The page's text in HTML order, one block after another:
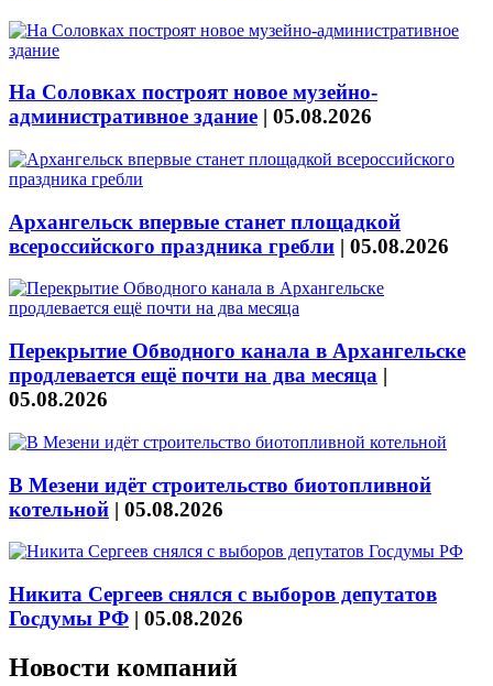
На Соловках построят новое музейно-
административное здание | 05.08.2026
Архангельск впервые станет площадкой
всероссийского праздника гребли | 05.08.2026
Перекрытие Обводного канала в Архангельске
продлевается ещё почти на два месяца |
05.08.2026
В Мезени идёт строительство биотопливной
котельной | 05.08.2026
Никита Сергеев снялся с выборов депутатов
Госдумы РФ | 05.08.2026
Новости компаний